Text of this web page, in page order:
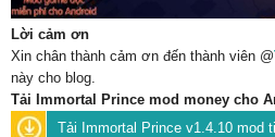
Lời cảm ơn
Xin chân thành cảm ơn đến thành viên @
này cho blog.
Tải Immortal Prince mod money cho
Tải Immortal Prince v1.4.10 mod